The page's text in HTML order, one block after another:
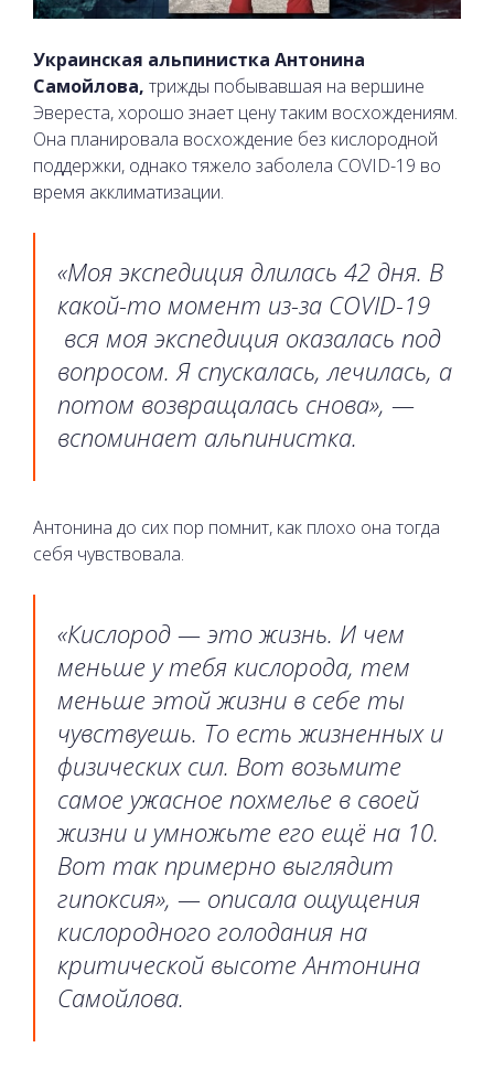
Украинская альпинистка Антонина
Самойлова, трижды побывавшая на вершине
Эвереста, хорошо знает цену таким восхождениям.
Она планировала восхождение без кислородной
поддержки, однако тяжело заболела COVID-19 во
время акклиматизации.
«Моя экспедиция длилась 42 дня. В
какой-то момент из-за COVID-19
вся моя экспедиция оказалась под
вопросом. Я спускалась, лечилась, а
потом возвращалась снова», —
вспоминает альпинистка.
Антонина до сих пор помнит, как плохо она тогда
себя чувствовала.
«Кислород — это жизнь. И чем
меньше у тебя кислорода, тем
меньше этой жизни в себе ты
чувствуешь. То есть жизненных и
физических сил. Вот возьмите
самое ужасное похмелье в своей
жизни и умножьте его ещё на 10.
Вот так примерно выглядит
гипоксия», — описала ощущения
кислородного голодания на
критической высоте Антонина
Самойлова.